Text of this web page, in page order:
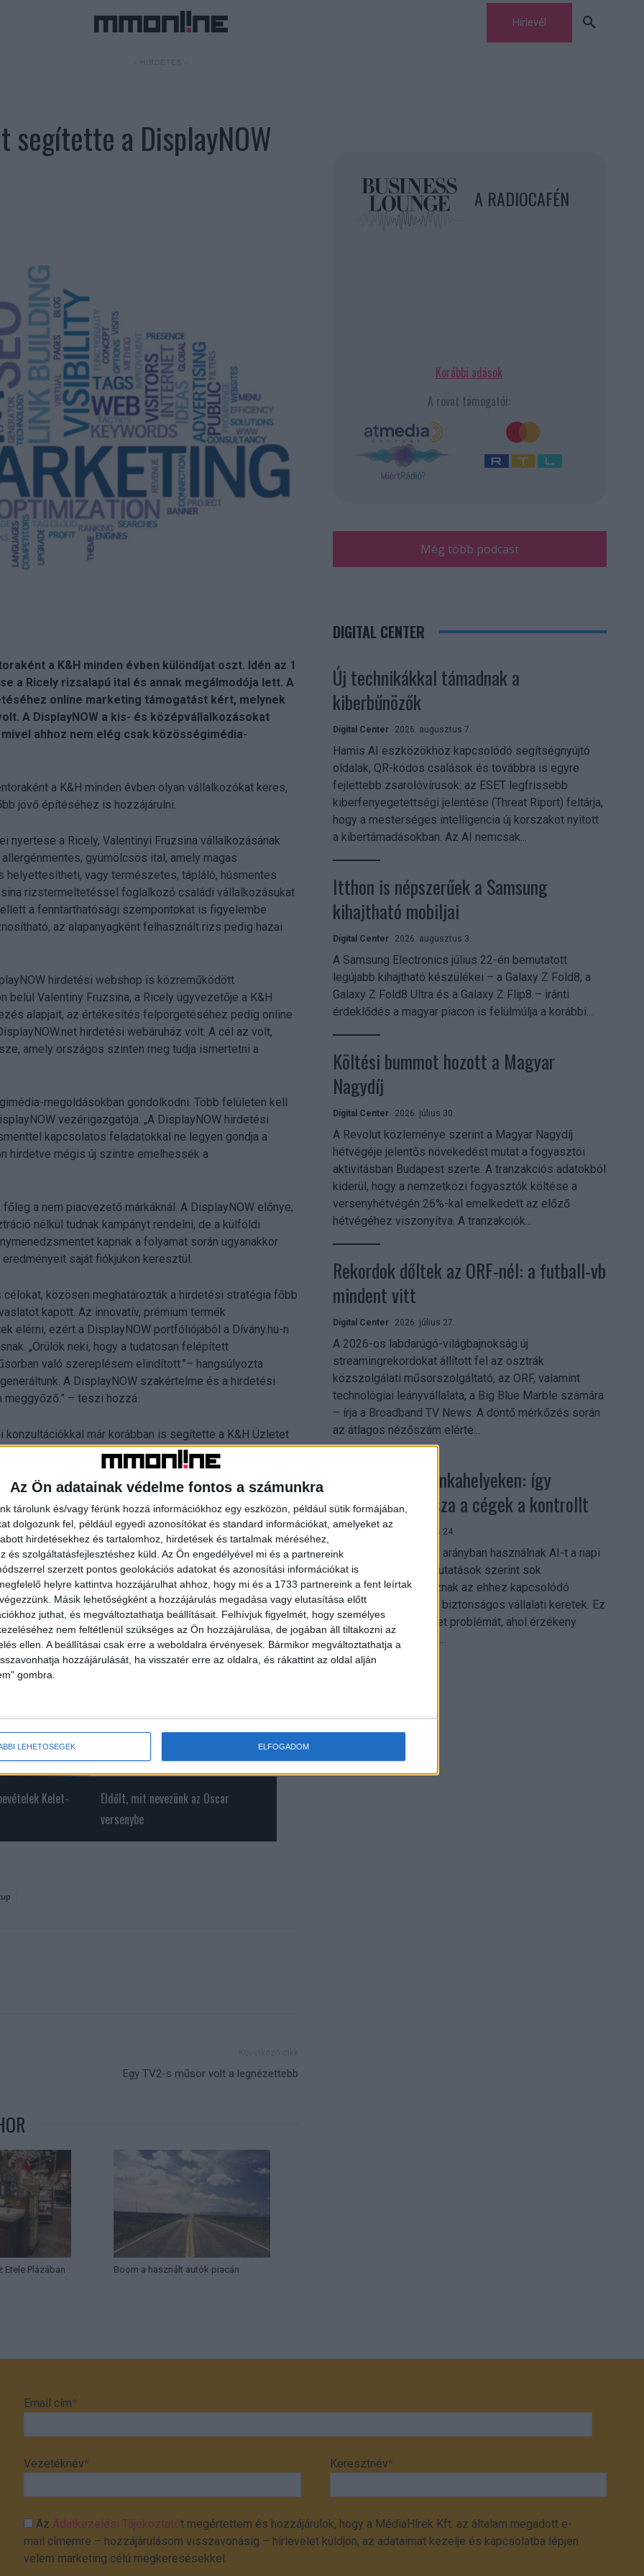
Az Ön adatainak védelme fontos a számunkra
tárolunk és/vagy férünk hozzá információkhoz egy eszközön, például sütik formájában,
dolgozunk fel, például egyedi azonosítókat és standard információkat, amelyeket az
hirdetésekhez és tartalomhoz, hirdetések és tartalmak méréséhez,
és szolgáltatásfejlesztéshez küld. Az Ön engedélyével mi és a partnereink
szerzett pontos geolokációs adatokat és azonosítási információkat is
helyre kattintva hozzájárulhat ahhoz, hogy mi és a 1733 partnereink a fent leírtak
Másik lehetőségként a hozzájárulás megadása vagy elutasítása előtt
juthat, és megváltoztathatja beállításait. Felhívjuk figyelmét, hogy személyes
nem feltétlenül szükséges az Ön hozzájárulása, de jogában áll tiltakozni az
ellen. A beállításai csak erre a weboldalra érvényesek. Bármikor megváltoztathatja a
hozzájárulását, ha visszatér erre az oldalra, és rákattint az oldal alján
gombra.
LEHETŐSÉGEK ELFOGADOM
Hírlevél
segítette a DisplayNOW
a K&H minden évben különdíjat oszt. Idén az 1
a Ricely rizsalapú ital és annak megálmodója lett. A
online marketing támogatást kért, melynek
A DisplayNOW a kis- és középvállalkozásokat
ahhoz nem elég csak közösségimédia-
a K&H minden évben olyan vállalkozókat keres,
jövő építéséhez is hozzájárulni.
nyertese a Ricely, Valentinyi Fruzsina vállalkozásának
gyümölcsös ital, amely magas
vagy természetes, tápláló, húsmentes
rizstermeltetéssel foglalkozó családi vállalkozásukat
a fenntarthatósági szempontokat is figyelembe
az alapanyagként felhasznált rizs pedig hazai
hirdetési webshop is közreműködött
belül Valentiny Fruzsina, a Ricely ügyvezetője a K&H
alapjait, az értékesítés felpörgetéséhez pedig online
hirdetési webáruház volt. A cél az volt,
amely országos szinten meg tudja ismertetni a
megoldásokban gondolkodni. Több felületen kell
vezérigazgatója. „A DisplayNOW hirdetési
kapcsolatos feladatokkal ne legyen gondja a
hirdetve mégis új szintre emelhessék a
a nem piacvezető márkáknál. A DisplayNOW előnye,
nélkül tudnak kampányt rendelni, de a külföldi
kapnak a folyamat során ugyanakkor
saját fiókjukon keresztül.
közösen meghatározták a hirdetési stratégia főbb
kapott. Az innovatív, prémium termék
elérni, ezért a DisplayNOW portfóliójából a Dívány.hu-n
„Örülök neki, hogy a tudatosan felépített
való szereplésem elindított.”– hangsúlyozta
A DisplayNOW szakértelme és a hirdetési
meggyőző.” – teszi hozzá.
már korábban is segítette a K&H Üzletet
k ismertség- és márkaépítése nem csak a cégek
a magyar gazdaságot is.” – mondja a hirdetési
vállalkozások jelentkezését, melyek tulajdonosai
vagy megmentésére.
Kelet-
Eldőlt, mit nevezünk az Oscar
versenybe
Egy TV2-s műsor volt a legnézettebb
Etele Plázában Boom a használt autók piacán
A RADIOCAFÉN
Korábbi adások
A rovat támogatói:
Még több podcast
DIGITAL CENTER
Új technikákkal támadnak a
kiberbűnözők
Digital Center 2026. augusztus 7.
Hamis AI eszközökhöz kapcsolódó segítségnyújtó
oldalak, QR-kódos csalások és továbbra is egyre
fejlettebb zsarolóvírusok: az ESET legfrissebb
kiberfenyegetettségi jelentése (Threat Riport) feltárja,
hogy a mesterséges intelligencia új korszakot nyitott
a kibertámadásokban. Az AI nemcsak...
Itthon is népszerűek a Samsung
kihajtható mobiljai
Digital Center 2026. augusztus 3.
A Samsung Electronics július 22-én bemutatott
legújabb kihajtható készülékei – a Galaxy Z Fold8, a
Galaxy Z Fold8 Ultra és a Galaxy Z Flip8 – iránti
érdeklődés a magyar piacon is felülmúlja a korábbi...
Költési bummot hozott a Magyar
Nagydíj
Digital Center 2026. július 30.
A Revolut közleménye szerint a Magyar Nagydíj
hétvégéje jelentős növekedést mutat a fogyasztói
aktivitásban Budapest szerte. A tranzakciós adatokból
kiderül, hogy a nemzetközi fogyasztók költése a
versenyhétvégén 26%-kal emelkedett az előző
hétvégéhez viszonyítva. A tranzakciók...
Rekordok dőltek az ORF-nél: a futball-vb
mindent vitt
Digital Center 2026. július 27.
A 2026-os labdarúgó-világbajnokság új
streamingrekordokat állított fel az osztrák
közszolgálati műsorszolgáltató, az ORF, valamint
technológiai leányvállalata, a Big Blue Marble számára
– írja a Broadband TV News. A döntő mérkőzés során
az átlagos nézőszám elérte...
Shadow AI a munkahelyeken: így
szerezhetik vissza a cégek a kontrollt
Digital Center 2026. július 24.
A munkavállalók nagy arányban használnak AI-t a napi
munkában, ám friss kutatások szerint sok
szervezetnél hiányoznak az ehhez kapcsolódó
világos irányelvek és biztonságos vállalati keretek. Ez
különösen ott jelenthet problémát, ahol érzékeny
üzleti információkkal...
Email cím*
Vezetéknév* Keresztnév*
Az Adatkezelési Tájékoztatót megértettem és hozzájárulok, hogy a MédiaHírek Kft. az általam megadott e-
mail címemre – hozzájárulásom visszavonásig – hírlevelet küldjön, az adataimat kezelje és kapcsolatba lépjen
velem marketing célú megkeresésekkel.